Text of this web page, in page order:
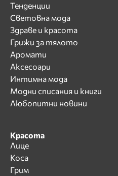
Тенденции
Световна мода
Здраве и красота
Грижи за тялото
Аромати
Аксесоари
Интимна мода
Модни списания и книги
Любопитни новини
Красота
Лице
Коса
Грим